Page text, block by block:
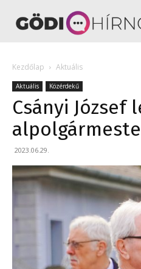
Kezdőlap Aktuális
Aktuális Közérdekű
Csányi József
2023.06.29.